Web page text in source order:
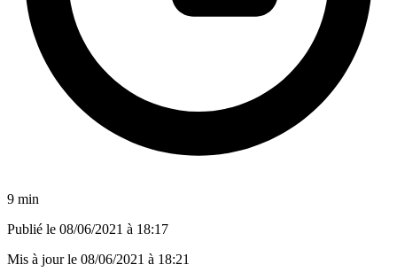
9 min
Publié le 08/06/2021 à 18:17
Mis à jour le 08/06/2021 à 18:21